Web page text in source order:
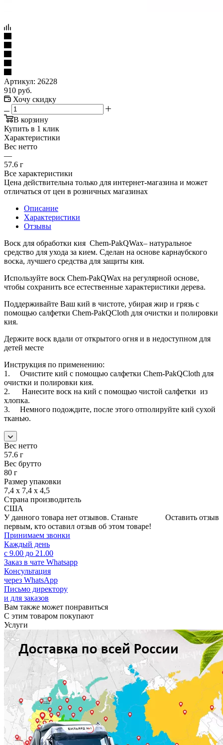
Артикул: 26228
910 руб.
Хочу скидку
В корзину
Купить в 1 клик
Характеристики
Вес нетто
—
57.6 г
Все характеристики
Цена действительна только для интернет-магазина и может
отличаться от цен в розничных магазинах
Описание
Характеристики
Отзывы
Воск для обработки кия Chem-PakQWax– натуральное
средство для ухода за кием. Сделан на основе карнаубского
воска, лучшего средства для защиты кия.
Используйте воск Chem-PakQWax на регулярной основе,
чтобы сохранить все естественные характеристики дерева.
Поддерживайте Ваш кий в чистоте, убирая жир и грязь с
помощью салфетки Chem-PakQCloth для очистки и полировки
кия.
Держите воск вдали от открытого огня и в недоступном для
детей месте
Инструкция по применению:
1. Очистите кий с помощью салфетки Chem-PakQCloth для
очистки и полировки кия.
2. Нанесите воск на кий с помощью чистой салфетки из
хлопка.
3. Немного подождите, после этого отполируйте кий сухой
тканью.
Вес нетто
57.6 г
Вес брутто
80 г
Размер упаковки
7,4 x 7,4 x 4,5
Страна производитель
США
Оставить отзыв
У данного товара нет отзывов. Станьте
первым, кто оставил отзыв об этом товаре!
Принимаем звонки
Каждый день
с 9.00 до 21.00
Заказ в чате Whatsapp
Консультация
через WhatsApp
Письмо директору
и для заказов
Вам также может понравиться
С этим товаром покупают
Услуги